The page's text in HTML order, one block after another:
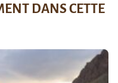
DANS CETTE